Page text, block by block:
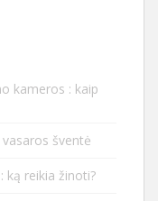
kameros : kaip
šventė
ką reikia žinoti?